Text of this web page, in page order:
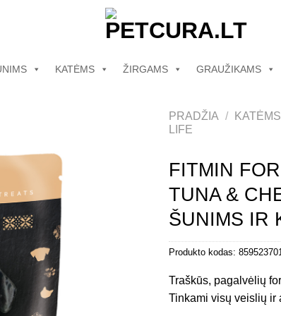
KATĖMS ŽIRGAMS GRAUŽIKAMS
PRADŽIA / KATĖMS
LIFE
FITMIN
TUNA &
ŠUNIMS IR
Produkto kodas:
Traškūs, pagalvėlių
Tinkami visų veislių ir